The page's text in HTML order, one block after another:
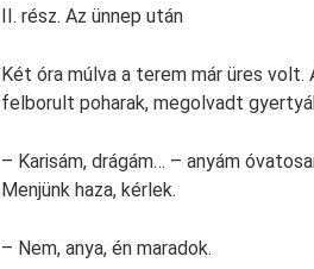
II. rész. Az ünnep után
Két óra múlva a terem már üres
felborult poharak, megolvadt
– Karisám, drágám… – anyám
Menjünk haza, kérlek.
– Nem, anya, én maradok.